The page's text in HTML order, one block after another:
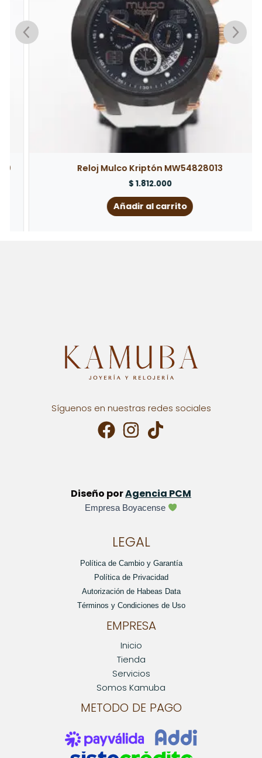
Reloj Mulco Kriptón MW54828013
1.812.000
Añadir al carrito
Síguenos en nuestras redes sociales
Diseño porAgencia PCM
Empresa Boyacense
LEGAL
Política de Cambio y Garantía
Política de Privacidad
Autorización de Habeas Data
Términos y Condiciones de Uso
EMPRESA
Inicio
Tienda
Servicios
Somos Kamuba
METODO DE PAGO